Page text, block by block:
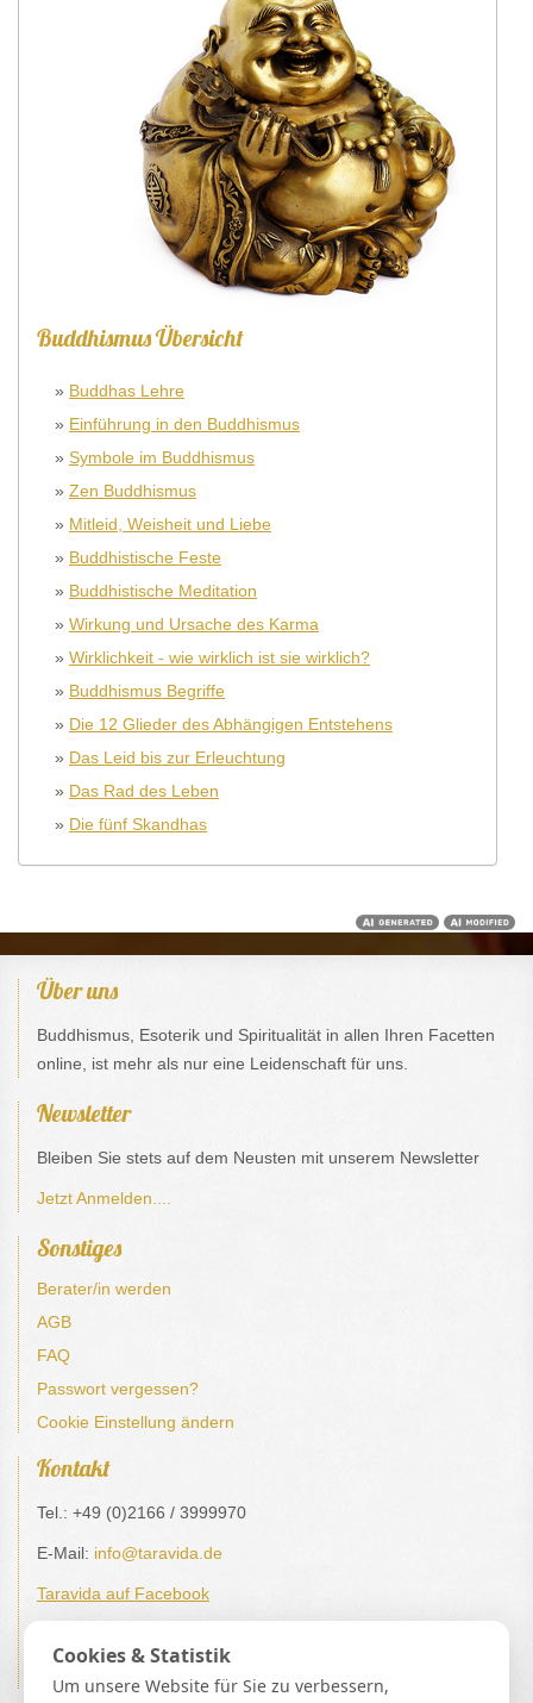
Buddhismus Übersicht
» Buddhas Lehre
» Einführung in den Buddhismus
» Symbole im Buddhismus
» Zen Buddhismus
» Mitleid, Weisheit und Liebe
» Buddhistische Feste
» Buddhistische Meditation
» Wirkung und Ursache des Karma
» Wirklichkeit - wie wirklich ist sie wirklich?
» Buddhismus Begriffe
» Die 12 Glieder des Abhängigen Entstehens
» Das Leid bis zur Erleuchtung
» Das Rad des Leben
» Die fünf Skandhas
Über uns
Buddhismus, Esoterik und Spiritualität in allen Ihren Facetten
online, ist mehr als nur eine Leidenschaft für uns.
Newsletter
Bleiben Sie stets auf dem Neusten mit unserem Newsletter
Jetzt Anmelden....
Sonstiges
Berater/in werden
AGB
FAQ
Passwort vergessen?
Cookie Einstellung ändern
Kontakt
Tel.: +49 (0)2166 / 3999970
E-Mail: info@taravida.de
Taravida auf Facebook
Cookies & Statistik
Um unsere Website für Sie zu verbessern,